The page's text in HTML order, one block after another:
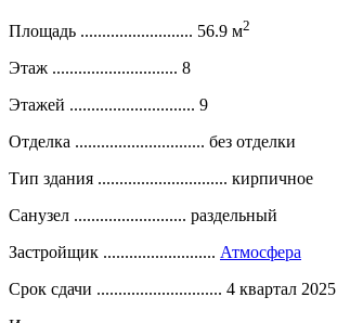
Площадь .......................... 56.9 м2
Этаж ............................. 8
Этажей ............................. 9
Отделка .............................. без отделки
Тип здания .............................. кирпичное
Санузел .......................... раздельный
Застройщик .......................... Атмосфера
Срок сдачи ............................. 4 квартал 2025